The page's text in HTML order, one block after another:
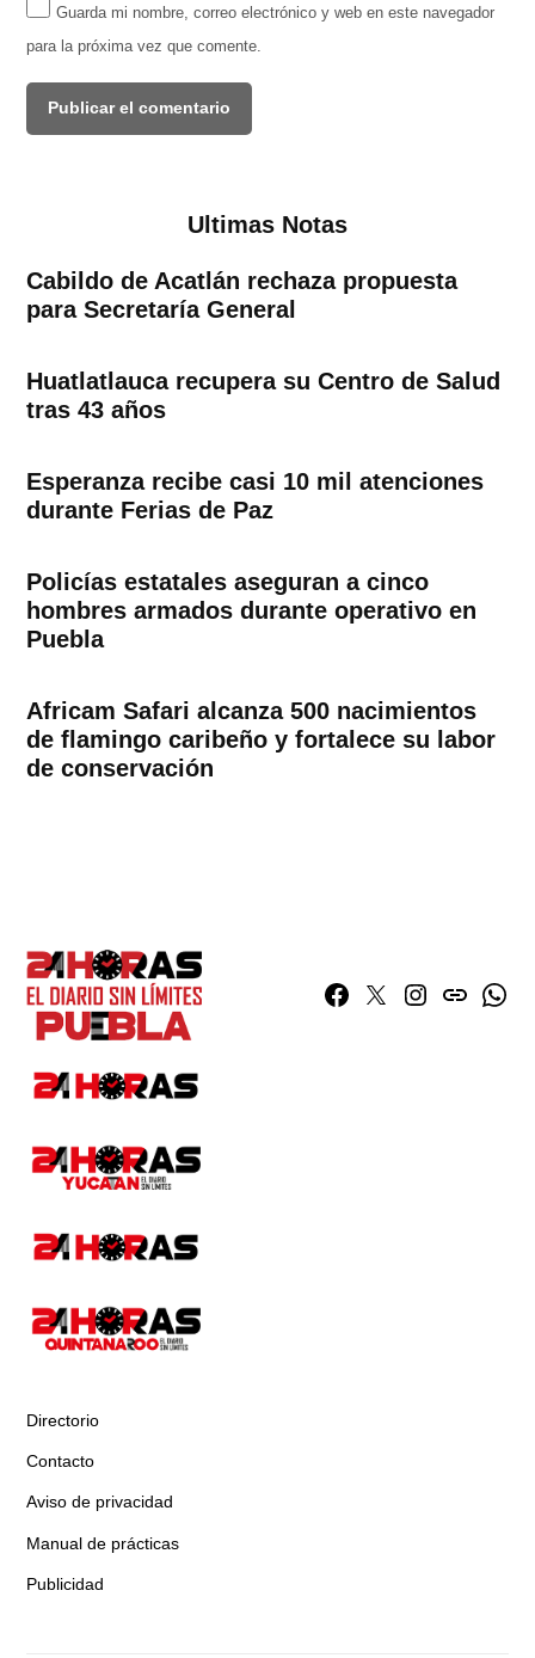
Guarda mi nombre, correo electrónico y web en este navegador
para la próxima vez que comente.
Ultimas Notas
Cabildo de Acatlán rechaza propuesta
para Secretaría General
Huatlatlauca recupera su Centro de Salud
tras 43 años
Esperanza recibe casi 10 mil atenciones
durante Ferias de Paz
Policías estatales aseguran a cinco
hombres armados durante operativo en
Puebla
Africam Safari alcanza 500 nacimientos
de flamingo caribeño y fortalece su labor
de conservación
Facebook
TwitterInstagram
issuu
Directorio
Contacto
Aviso de privacidad
Manual de prácticas
Publicidad